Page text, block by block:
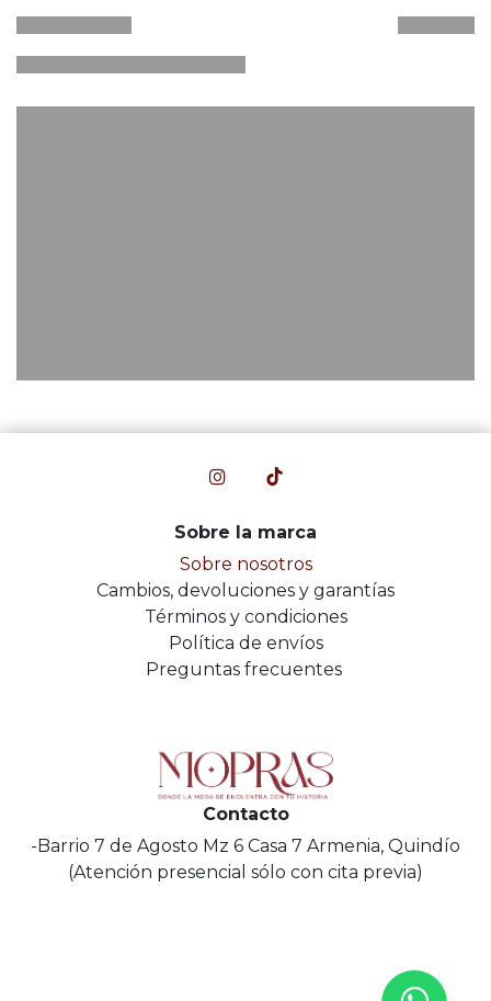
Sobre la marca
Sobre nosotros
Cambios, devoluciones y garantías
Términos y condiciones
Política de envíos
Preguntas frecuentes
Contacto
-Barrio 7 de Agosto Mz 6 Casa 7 Armenia, Quindío
(Atención presencial sólo con cita previa)